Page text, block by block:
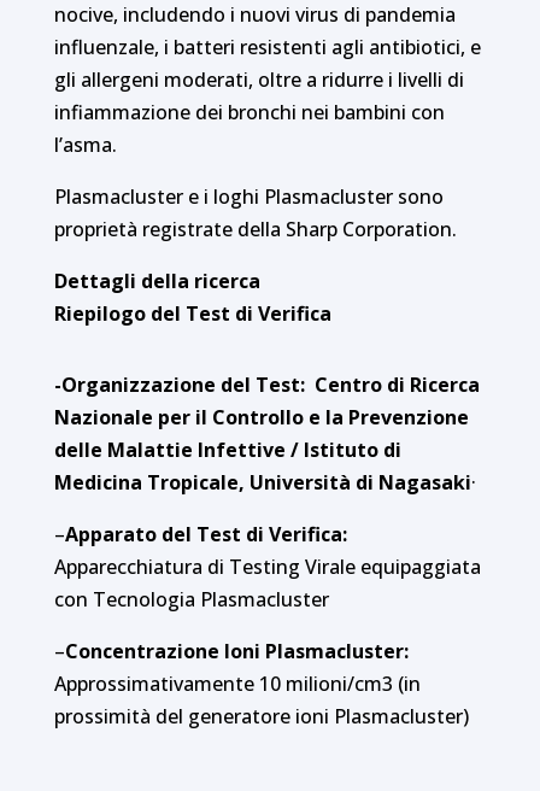
nocive, includendo i nuovi virus di pandemia
influenzale, i batteri resistenti agli antibiotici, e
gli allergeni moderati, oltre a ridurre i livelli di
infiammazione dei bronchi nei bambini con
l’asma.
Plasmacluster e i loghi Plasmacluster sono
proprietà registrate della Sharp Corporation.
Dettagli della ricerca
Riepilogo del Test di Verifica
-Organizzazione del Test: Centro di Ricerca
Nazionale per il Controllo e la Prevenzione
delle Malattie Infettive / Istituto di
Medicina Tropicale, Università di Nagasaki·
–Apparato del Test di Verifica:
Apparecchiatura di Testing Virale equipaggiata
con Tecnologia Plasmacluster
–Concentrazione Ioni Plasmacluster:
Approssimativamente 10 milioni/cm3 (in
prossimità del generatore ioni Plasmacluster)